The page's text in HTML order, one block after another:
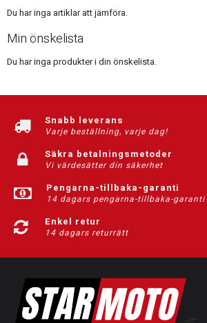
Du har inga artiklar att jämföra.
Min önskelista
Du har inga produkter i din önskelista.
Snabb leverans
Varje beställning, varje dag!
Säkra betalningsmetoder
Vi värdesätter din säkerhet
Pengarna-tillbaka-garanti
14 dagars pengarna-tillbaka-garanti
Enkel retur
14 dagars returrätt